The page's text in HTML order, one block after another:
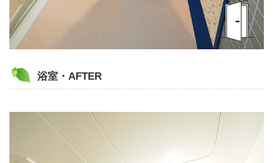
浴室・AFTER